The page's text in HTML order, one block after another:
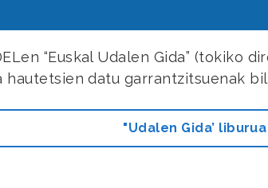
“Euskal Udalen Gida” (tokiko
hautetsien datu garrantzitsuenak
"Udalen Gida’